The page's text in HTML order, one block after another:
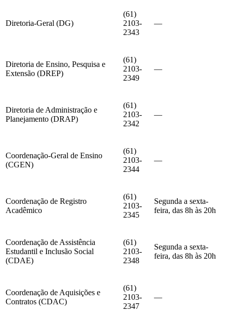
Diretoria-Geral (DG)
(61)
2103-
2343
—
Diretoria de Ensino, Pesquisa e
Extensão (DREP)
(61)
2103-
2349
—
Diretoria de Administração e
Planejamento (DRAP)
(61)
2103-
2342
—
Coordenação-Geral de Ensino
(CGEN)
(61)
2103-
2344
—
Coordenação de Registro
Acadêmico
(61)
2103-
2345
Segunda a sexta-
feira, das 8h às 20h
Coordenação de Assistência
Estudantil e Inclusão Social
(CDAE)
(61)
2103-
2348
Segunda a sexta-
feira, das 8h às 20h
Coordenação de Aquisições e
Contratos (CDAC)
(61)
2103-
2347
—